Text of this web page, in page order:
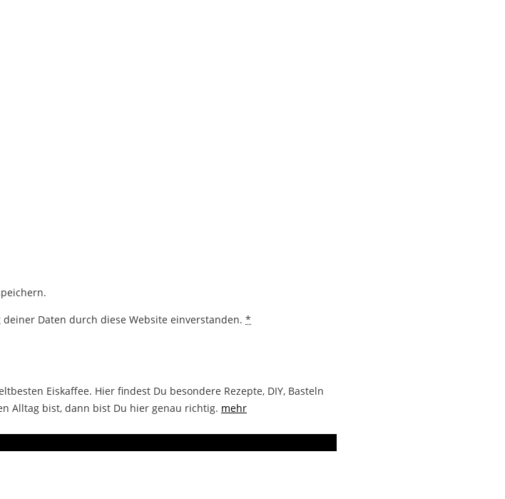
Daten durch diese Website einverstanden. *
Eiskaffee. Hier findest Du besondere Rezepte, DIY, Basteln
Alltag bist, dann bist Du hier genau richtig. mehr